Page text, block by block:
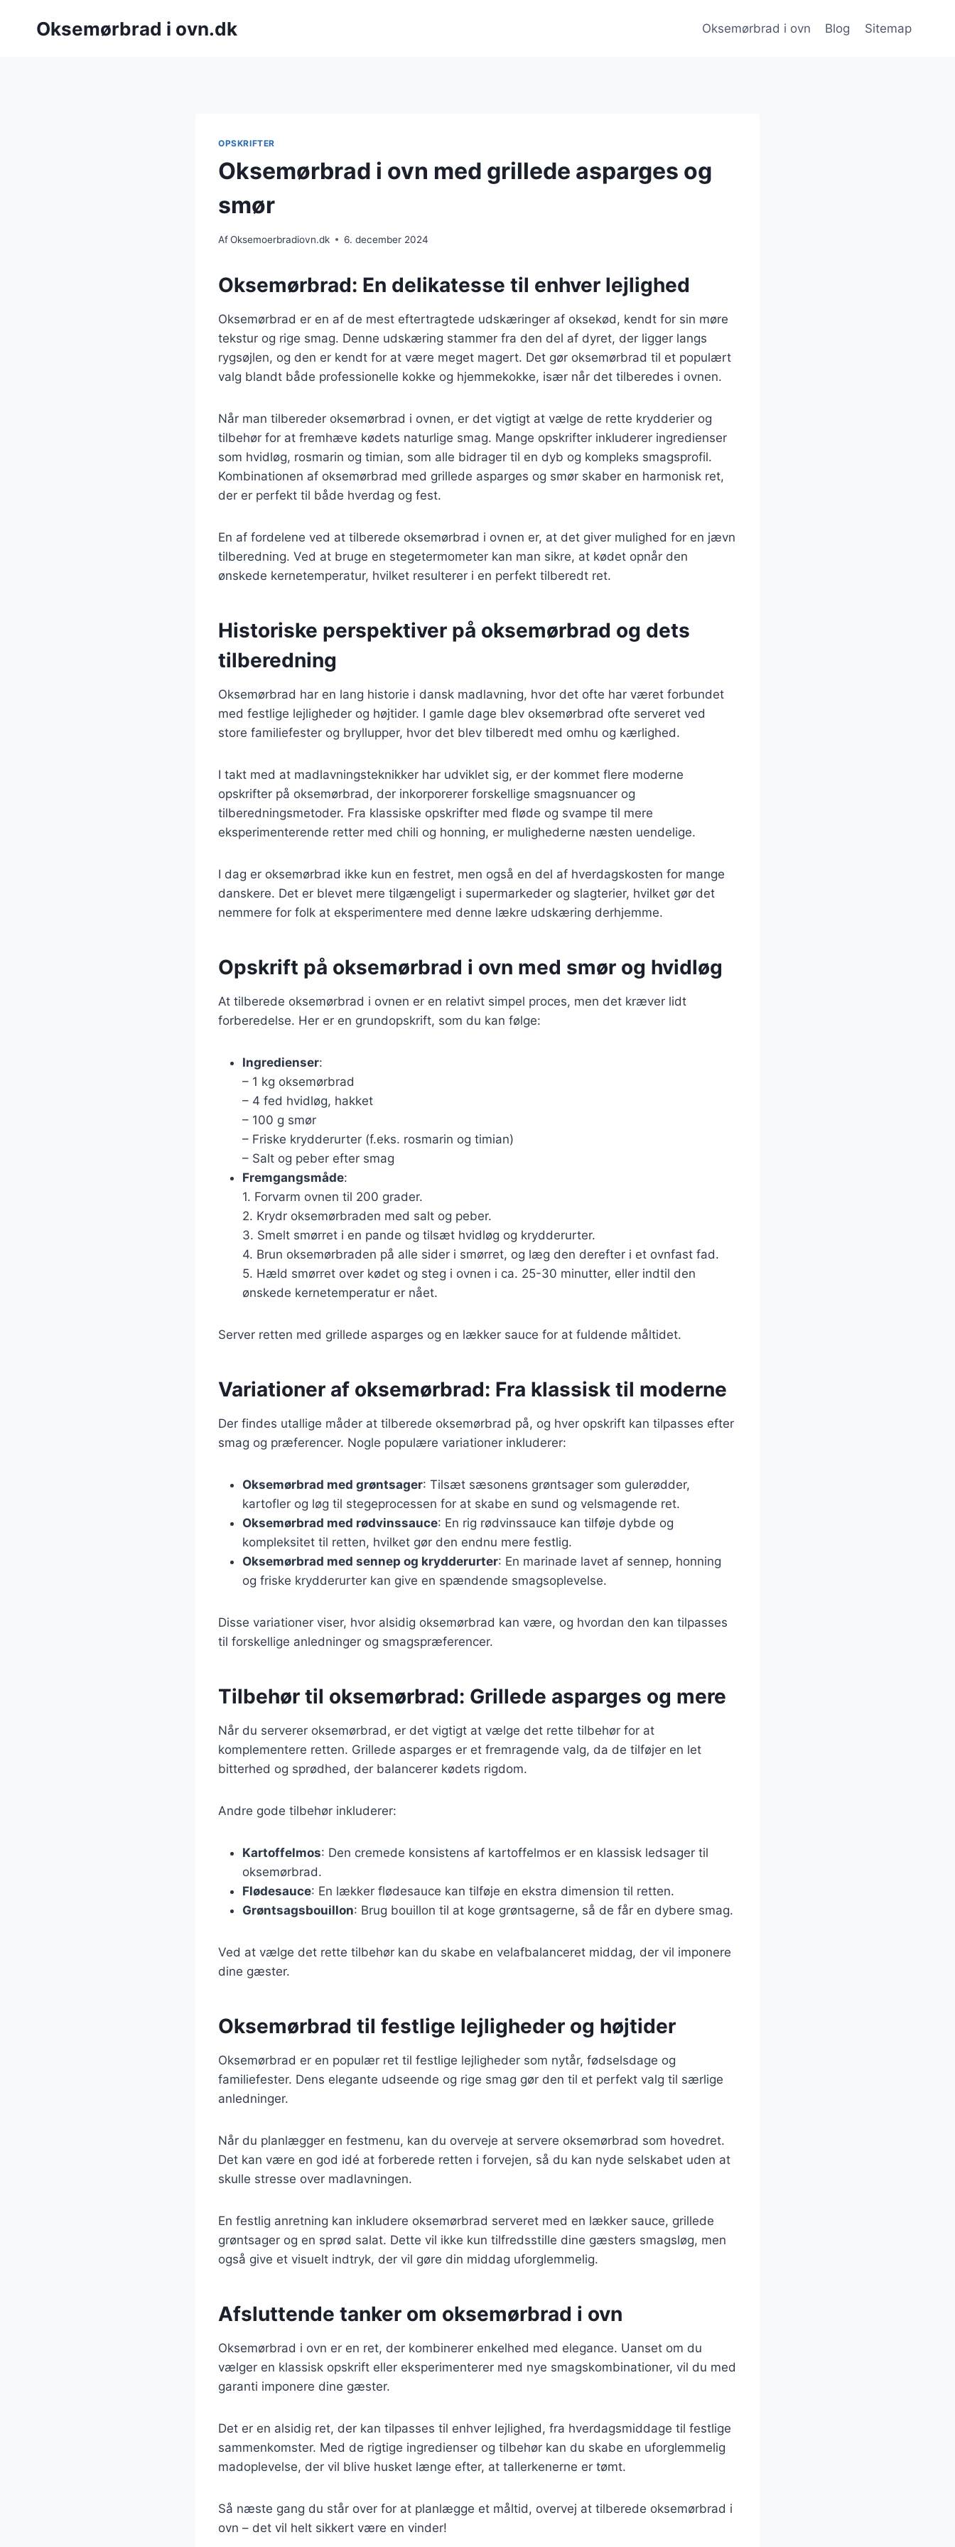
Oksemørbrad i ovn.dk Oksemørbrad i ovn Blog Sitemap
OPSKRIFTER
Oksemørbrad i ovn med grillede asparges og
smør
AfOksemoerbradiovn.dk 6. december 2024
Oksemørbrad: En delikatesse til enhver lejlighed
Oksemørbrad er en af de mest eftertragtede udskæringer af oksekød, kendt for sin møre
tekstur og rige smag. Denne udskæring stammer fra den del af dyret, der ligger langs
rygsøjlen, og den er kendt for at være meget magert. Det gør oksemørbrad til et populært
valg blandt både professionelle kokke og hjemmekokke, især når det tilberedes i ovnen.
Når man tilbereder oksemørbrad i ovnen, er det vigtigt at vælge de rette krydderier og
tilbehør for at fremhæve kødets naturlige smag. Mange opskrifter inkluderer ingredienser
som hvidløg, rosmarin og timian, som alle bidrager til en dyb og kompleks smagsprofil.
Kombinationen af oksemørbrad med grillede asparges og smør skaber en harmonisk ret,
der er perfekt til både hverdag og fest.
En af fordelene ved at tilberede oksemørbrad i ovnen er, at det giver mulighed for en jævn
tilberedning. Ved at bruge en stegetermometer kan man sikre, at kødet opnår den
ønskede kernetemperatur, hvilket resulterer i en perfekt tilberedt ret.
Historiske perspektiver på oksemørbrad og dets
tilberedning
Oksemørbrad har en lang historie i dansk madlavning, hvor det ofte har været forbundet
med festlige lejligheder og højtider. I gamle dage blev oksemørbrad ofte serveret ved
store familiefester og bryllupper, hvor det blev tilberedt med omhu og kærlighed.
I takt med at madlavningsteknikker har udviklet sig, er der kommet flere moderne
opskrifter på oksemørbrad, der inkorporerer forskellige smagsnuancer og
tilberedningsmetoder. Fra klassiske opskrifter med fløde og svampe til mere
eksperimenterende retter med chili og honning, er mulighederne næsten uendelige.
I dag er oksemørbrad ikke kun en festret, men også en del af hverdagskosten for mange
danskere. Det er blevet mere tilgængeligt i supermarkeder og slagterier, hvilket gør det
nemmere for folk at eksperimentere med denne lækre udskæring derhjemme.
Opskrift på oksemørbrad i ovn med smør og hvidløg
At tilberede oksemørbrad i ovnen er en relativt simpel proces, men det kræver lidt
forberedelse. Her er en grundopskrift, som du kan følge:
Ingredienser:
– 1 kg oksemørbrad
– 4 fed hvidløg, hakket
– 100 g smør
– Friske krydderurter (f.eks. rosmarin og timian)
– Salt og peber efter smag
Fremgangsmåde:
1. Forvarm ovnen til 200 grader.
2. Krydr oksemørbraden med salt og peber.
3. Smelt smørret i en pande og tilsæt hvidløg og krydderurter.
4. Brun oksemørbraden på alle sider i smørret, og læg den derefter i et ovnfast fad.
5. Hæld smørret over kødet og steg i ovnen i ca. 25-30 minutter, eller indtil den
ønskede kernetemperatur er nået.
Server retten med grillede asparges og en lækker sauce for at fuldende måltidet.
Variationer af oksemørbrad: Fra klassisk til moderne
Der findes utallige måder at tilberede oksemørbrad på, og hver opskrift kan tilpasses efter
smag og præferencer. Nogle populære variationer inkluderer:
Oksemørbrad med grøntsager: Tilsæt sæsonens grøntsager som gulerødder,
kartofler og løg til stegeprocessen for at skabe en sund og velsmagende ret.
Oksemørbrad med rødvinssauce: En rig rødvinssauce kan tilføje dybde og
kompleksitet til retten, hvilket gør den endnu mere festlig.
Oksemørbrad med sennep og krydderurter: En marinade lavet af sennep, honning
og friske krydderurter kan give en spændende smagsoplevelse.
Disse variationer viser, hvor alsidig oksemørbrad kan være, og hvordan den kan tilpasses
til forskellige anledninger og smagspræferencer.
Tilbehør til oksemørbrad: Grillede asparges og mere
Når du serverer oksemørbrad, er det vigtigt at vælge det rette tilbehør for at
komplementere retten. Grillede asparges er et fremragende valg, da de tilføjer en let
bitterhed og sprødhed, der balancerer kødets rigdom.
Andre gode tilbehør inkluderer:
Kartoffelmos: Den cremede konsistens af kartoffelmos er en klassisk ledsager til
oksemørbrad.
Flødesauce: En lækker flødesauce kan tilføje en ekstra dimension til retten.
Grøntsagsbouillon: Brug bouillon til at koge grøntsagerne, så de får en dybere smag.
Ved at vælge det rette tilbehør kan du skabe en velafbalanceret middag, der vil imponere
dine gæster.
Oksemørbrad til festlige lejligheder og højtider
Oksemørbrad er en populær ret til festlige lejligheder som nytår, fødselsdage og
familiefester. Dens elegante udseende og rige smag gør den til et perfekt valg til særlige
anledninger.
Når du planlægger en festmenu, kan du overveje at servere oksemørbrad som hovedret.
Det kan være en god idé at forberede retten i forvejen, så du kan nyde selskabet uden at
skulle stresse over madlavningen.
En festlig anretning kan inkludere oksemørbrad serveret med en lækker sauce, grillede
grøntsager og en sprød salat. Dette vil ikke kun tilfredsstille dine gæsters smagsløg, men
også give et visuelt indtryk, der vil gøre din middag uforglemmelig.
Afsluttende tanker om oksemørbrad i ovn
Oksemørbrad i ovn er en ret, der kombinerer enkelhed med elegance. Uanset om du
vælger en klassisk opskrift eller eksperimenterer med nye smagskombinationer, vil du med
garanti imponere dine gæster.
Det er en alsidig ret, der kan tilpasses til enhver lejlighed, fra hverdagsmiddage til festlige
sammenkomster. Med de rigtige ingredienser og tilbehør kan du skabe en uforglemmelig
madoplevelse, der vil blive husket længe efter, at tallerkenerne er tømt.
Så næste gang du står over for at planlægge et måltid, overvej at tilberede oksemørbrad i
ovn – det vil helt sikkert være en vinder!